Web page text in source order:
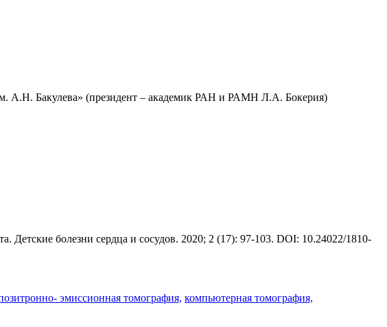
А.Н. Бакулева» (президент – академик РАН и РАМН Л.А. Бокерия)
Детские болезни сердца и сосудов. 2020; 2 (17): 97-103. DOI: 10.24022/1810-
эмиссионная томография, компьютерная томография,